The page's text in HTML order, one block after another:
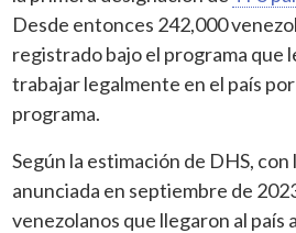
Desde entonces 242,000
registrado bajo el programa que
trabajar legalmente en el país
programa.
Según la estimación de DHS, con
anunciada en septiembre de
venezolanos que llegaron al país